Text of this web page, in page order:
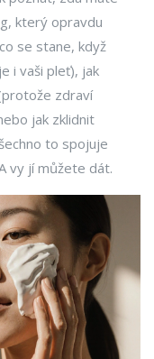
který opravdu
se stane, když
i vaši pleť), jak
zdraví
jak zklidnit
to spojuje
vy jí můžete dát.